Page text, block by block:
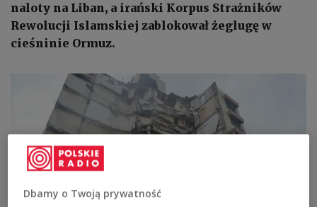
naloty na Liban, a irański Korpus Strażników
Rewolucji Islamskiej zablokował żeglugę w
cieśninie Ormuz.
Dbamy o Twoją prywatność